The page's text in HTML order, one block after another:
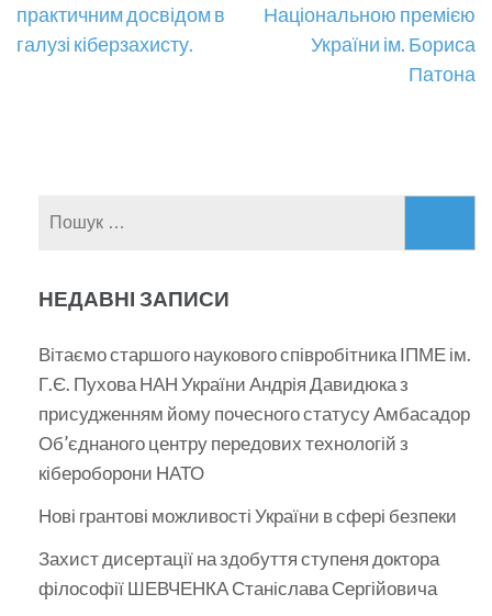
практичним досвідом в
галузі кіберзахисту.
Національною премією
України ім. Бориса
Патона
НЕДАВНІ ЗАПИСИ
Вітаємо старшого наукового співробітника ІПМЕ ім.
Г.Є. Пухова НАН України Андрія Давидюка з
присудженням йому почесного статусу Амбасадор
Об’єднаного центру передових технологій з
кібероборони НАТО
Нові грантові можливості України в сфері безпеки
Захист дисертації на здобуття ступеня доктора
філософії ШЕВЧЕНКА Станіслава Сергійовича